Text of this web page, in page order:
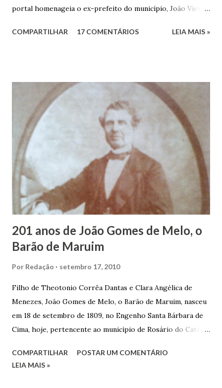
portal homenageia o ex-prefeito do município, João Vieira
Vieira dos Santos e Arlinda Barroso dos Santos, nasceu em
infância pobre, João Vieira não pôde se dedicar aos
estudos, e então passou a colocar o trabalho em primeiro
plano para auxiliar na renda familiar. No comércio foi
garçon, dono de bar, de armarinho e depois de uma
panificação. “Ao contrário de muitos, que renegam suas
raízes e procuram obscurecer seu passado, orgulhava-se
em defender o pão como garçon, tendo incontáveis vezes
que trabalhar copiosamente fora de seu horário normal em
trocas de gorjetas que c...
COMPARTILHAR 17 COMENTÁRIOS LEIA MAIS »
201 anos de João Gomes de Melo, o
Barão de Maruim
Por Redação setembro 17, 2010
Filho de Theotonio Corrêa Dantas e Clara Angélica de
Menezes, João Gomes de Melo, o Barão de Maruim, nasceu
em 18 de setembro de 1809, no Engenho Santa Bárbara de
Cima, hoje, pertencente ao município de Rosário do Catete.
José de Faro Leitão, porém o casamento acabou com o
COMPARTILHAR
POSTAR UM COMENTÁRIO
LEIA MAIS »